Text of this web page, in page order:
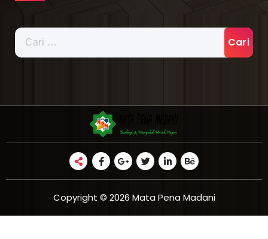
Cari
untuk:
Copyright © 2026 Mata Pena Madani